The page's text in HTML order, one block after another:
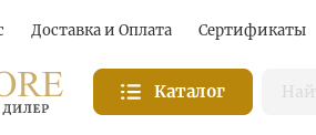
Доставка и Оплата Сертификаты
Каталог